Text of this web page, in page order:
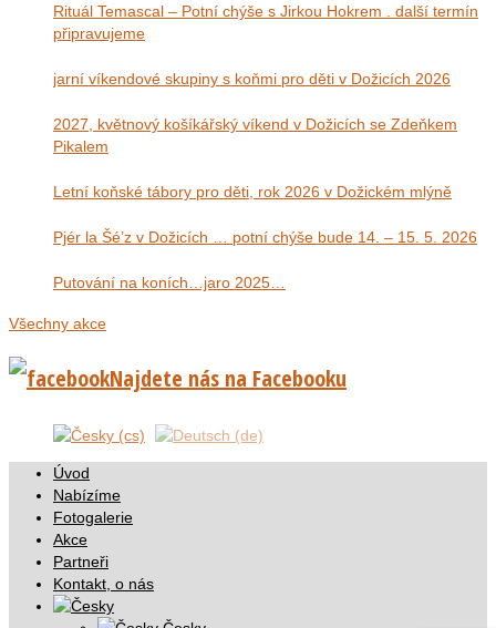
Rituál Temascal – Potní chýše s Jirkou Hokrem . další termín
připravujeme
jarní víkendové skupiny s koňmi pro děti v Dožicích 2026
2027, květnový košíkářský víkend v Dožicích se Zdeňkem
Pikalem
Letní koňské tábory pro děti, rok 2026 v Dožickém mlýně
Pjér la Šé’z v Dožicích … potní chýše bude 14. – 15. 5. 2026
Putování na koních…jaro 2025…
Všechny akce
Najdete nás na Facebooku
Úvod
Nabízíme
Fotogalerie
Akce
Partneři
Kontakt, o nás